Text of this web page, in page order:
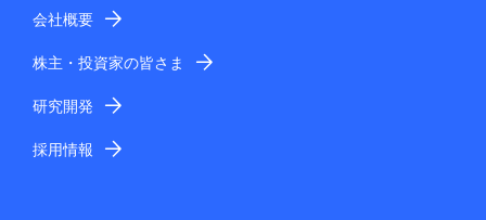
会社概要
株主・投資家の皆さま
研究開発
採用情報